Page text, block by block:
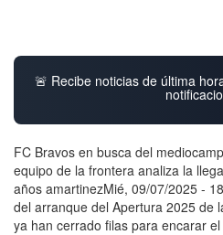
🚨 Recibe noticias de última
FC Bravos en busca del
equipo de la frontera analiza la
años amartinezMié, 09/07/2025 -
del arranque del Apertura 2025 de
ya han cerrado filas para encarar